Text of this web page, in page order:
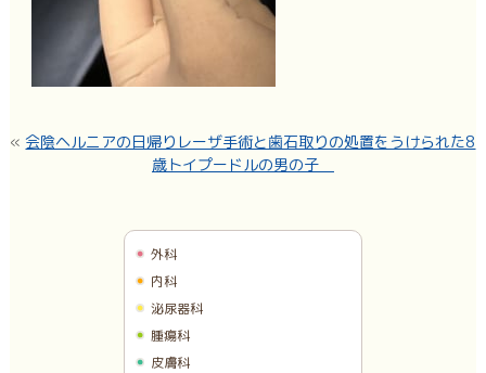
«会陰ヘルニアの日帰りレーザ手術と歯石取りの処置をうけられた8
歳トイプードルの男の子
外科
内科
泌尿器科
腫瘍科
皮膚科